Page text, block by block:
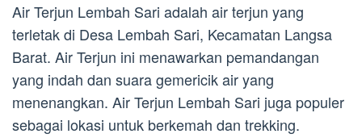
Air Terjun Lembah Sari adalah air terjun yang
terletak di Desa Lembah Sari, Kecamatan Langsa
Barat. Air Terjun ini menawarkan pemandangan
yang indah dan suara gemericik air yang
menenangkan. Air Terjun Lembah Sari juga populer
sebagai lokasi untuk berkemah dan trekking.